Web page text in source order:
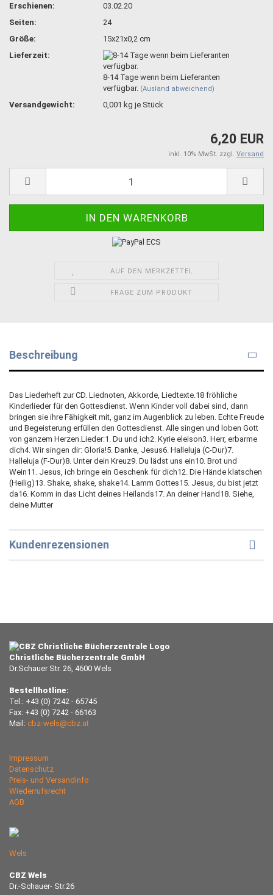
Erschienen:
03.02.20
Seiten:
24
Größe:
15x21x0,2 cm
Lieferzeit:
8-14 Tage wenn beim Lieferanten
verfügbar. (Ausland abweichend)
Versandgewicht: 0,001 kg je Stück
6,20 EUR
inkl. 10% MwSt. zzgl. Versand
AUF DEN MERKZETTEL
FRAGE ZUM PRODUKT
Beschreibung
Das Liederheft zur CD. Liednoten, Akkorde, Liedtexte.18 fröhliche
Kinderlieder für den Gottesdienst. Wenn Kinder voll dabei sind, dann
bringen sie ihre Fähigkeit mit, ganz im Augenblick zu leben. Echte Freude
und Begeisterung erfüllen den Gottesdienst. Alle singen und loben Gott
von ganzem Herzen.Lieder:1. Du und ich2. Kyrie eleison3. Herr, erbarme
dich4. Wir singen dir: Gloria!5. Danke, Jesus6. Halleluja (C-Dur)7.
Halleluja (F-Dur)8. Unter dein Kreuz9. Du lädst uns ein10. Brot und
Wein11. Jesus, ich bringe ein Geschenk für dich12. Die Hände klatschen
(Heilig)13. Shake, shake, shake14. Lamm Gottes15. Jesus, du bist jetzt
da16. Komm in das Licht deines Heilands17. An deiner Hand18. Siehe,
deine Mutter
Kundenrezensionen
Christliche Bücherzentrale GmbH
Dr.Schauer Str. 26, 4600 Wels
Bestellhotline:
Tel.: +43 (0) 7242 - 65745
Fax: +43 (0) 7242 - 66163
Mail: cbz-wels@cbz.at
Impressum
Datenschutz
Preis- und Versandinfo
Wiederrufsrecht
AGB
Wels
CBZ Wels
Dr.-Schauer- Str.26